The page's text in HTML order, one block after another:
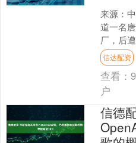
来源：
道一名
厂，后
天中午
布情况通
信达配资
查看：
户
信德